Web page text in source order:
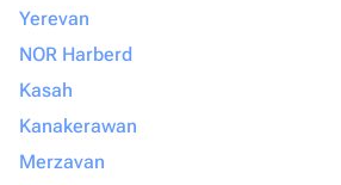
Yerevan
NOR Harberd
Kasah
Kanakerawan
Merzavan